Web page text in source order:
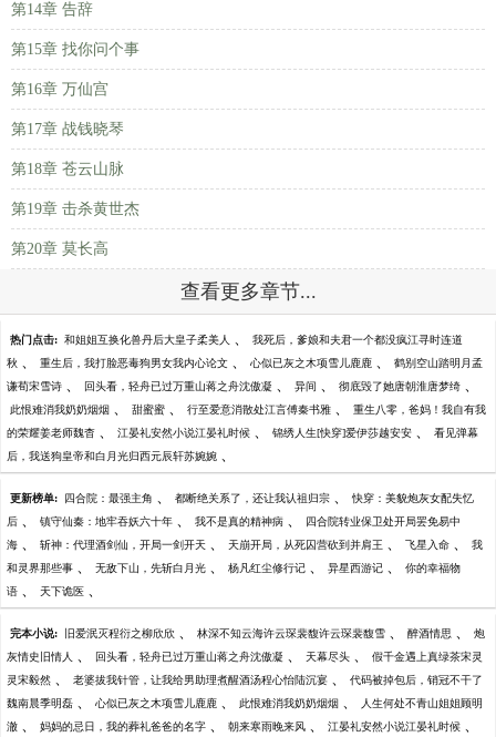
第14章 告辞
第15章 找你问个事
第16章 万仙宫
第17章 战钱晓琴
第18章 苍云山脉
第19章 击杀黄世杰
第20章 莫长高
查看更多章节...
热门点击: 和姐姐互换化兽丹后大皇子柔美人 、 我死后，爹娘和夫君一个都没疯江寻时连道
秋 、 重生后，我打脸恶毒狗男女我内心论文 、 心似已灰之木项雪儿鹿鹿 、 鹤别空山踏明月孟
谦荀宋雪诗 、 回头看，轻舟已过万重山蒋之舟沈傲凝 、 异间 、 彻底毁了她唐朝淮唐梦绮 、
此恨难消我奶奶烟烟 、 甜蜜蜜 、 行至爱意消散处江言傅秦书雅 、 重生八零，爸妈！我自有我
的荣耀姜老师魏杳 、 江晏礼安然小说江晏礼时候 、 锦绣人生[快穿]爱伊莎越安安 、 看见弹幕
后，我送狗皇帝和白月光归西元辰轩苏婉婉 、
更新榜单: 四合院：最强主角 、 都断绝关系了，还让我认祖归宗 、 快穿：美貌炮灰女配失忆
后 、 镇守仙秦：地牢吞妖六十年 、 我不是真的精神病 、 四合院转业保卫处开局罢免易中
海 、 斩神：代理酒剑仙，开局一剑开天 、 天崩开局，从死囚营砍到并肩王 、 飞星入命 、 我
和灵界那些事 、 无敌下山，先斩白月光 、 杨凡红尘修行记 、 异星西游记 、 你的幸福物
语 、 天下诡医 、
完本小说: 旧爱泯灭程衍之柳欣欣 、 林深不知云海许云琛裴馥许云琛裴馥雪 、 醉酒情思 、 炮
灰情史旧情人 、 回头看，轻舟已过万重山蒋之舟沈傲凝 、 天幕尽头 、 假千金遇上真绿茶宋灵
灵宋毅然 、 老婆拔我针管，让我给男助理煮醒酒汤程心怡陆沉宴 、 代码被掉包后，销冠不干了
魏南晨季明磊 、 心似已灰之木项雪儿鹿鹿 、 此恨难消我奶奶烟烟 、 人生何处不青山姐姐顾明
澈 、 妈妈的忌日，我的葬礼爸爸的名字 、 朝来寒雨晚来风 、 江晏礼安然小说江晏礼时候 、